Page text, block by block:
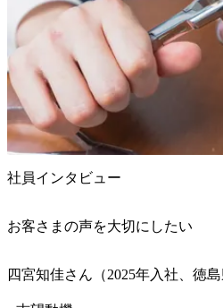
社員インタビュー
お客さまの声を大切にしたい
四宮知佳さん（2025年入社、徳